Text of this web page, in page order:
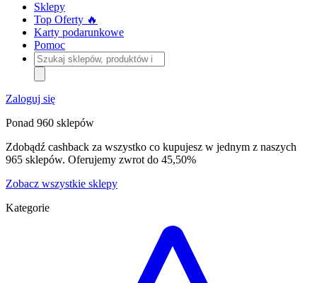
Sklepy
Top Oferty 🔥
Karty podarunkowe
Pomoc
Szukaj
sklepów,
produktów
i
kategorii
Zaloguj się
Ponad 960 sklepów
Zdobądź cashback za wszystko co kupujesz w jednym z naszych
965 sklepów. Oferujemy zwrot do 45,50%
Zobacz wszystkie sklepy
Kategorie